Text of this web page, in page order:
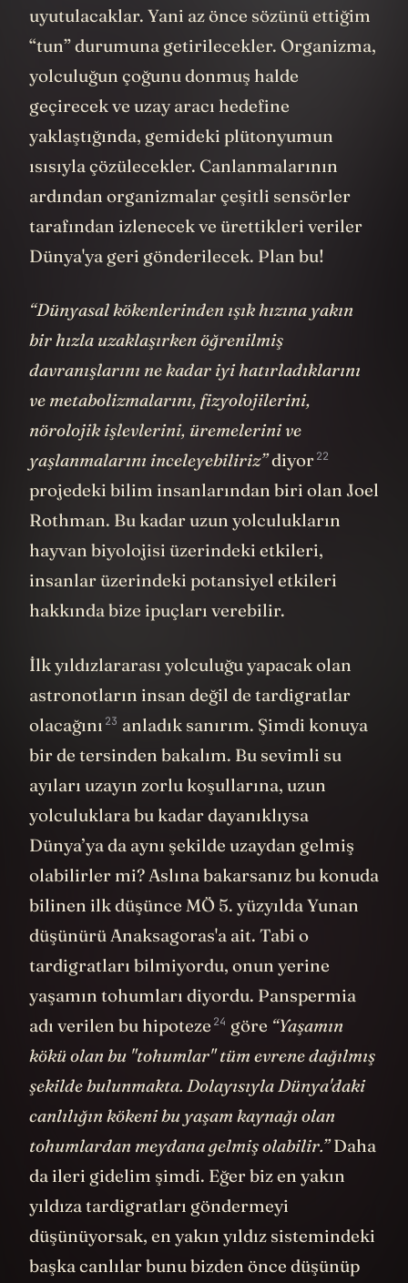
uyutulacaklar. Yani az önce sözünü ettiğim
“tun” durumuna getirilecekler. Organizma,
yolculuğun çoğunu donmuş halde
geçirecek ve uzay aracı hedefine
yaklaştığında, gemideki plütonyumun
ısısıyla çözülecekler. Canlanmalarının
ardından organizmalar çeşitli sensörler
tarafından izlenecek ve ürettikleri veriler
Dünya'ya geri gönderilecek. Plan bu!
“Dünyasal kökenlerinden ışık hızına yakın
bir hızla uzaklaşırken öğrenilmiş
davranışlarını ne kadar iyi hatırladıklarını
ve metabolizmalarını, fizyolojilerini,
nörolojik işlevlerini, üremelerini ve
yaşlanmalarını inceleyebiliriz”diyor22
projedeki bilim insanlarından biri olan Joel
Rothman. Bu kadar uzun yolculukların
hayvan biyolojisi üzerindeki etkileri,
insanlar üzerindeki potansiyel etkileri
hakkında bize ipuçları verebilir.
İlk yıldızlararası yolculuğu yapacak olan
astronotların insan değil de tardigratlar
olacağını 23 anladık sanırım. Şimdi konuya
bir de tersinden bakalım. Bu sevimli su
ayıları uzayın zorlu koşullarına, uzun
yolculuklara bu kadar dayanıklıysa
Dünya’ya da aynı şekilde uzaydan gelmiş
olabilirler mi? Aslına bakarsanız bu konuda
bilinen ilk düşünce MÖ 5. yüzyılda Yunan
düşünürü Anaksagoras'a ait. Tabi o
tardigratları bilmiyordu, onun yerine
yaşamın tohumları diyordu. Panspermia
adı verilen bu hipoteze 24 göre “Yaşamın
kökü olan bu "tohumlar" tüm evrene dağılmış
şekilde bulunmakta. Dolayısıyla Dünya'daki
canlılığın kökeni bu yaşam kaynağı olan
tohumlardan meydana gelmiş olabilir.”Daha
da ileri gidelim şimdi. Eğer biz en yakın
yıldıza tardigratları göndermeyi
düşünüyorsak, en yakın yıldız sistemindeki
başka canlılar bunu bizden önce düşünüp